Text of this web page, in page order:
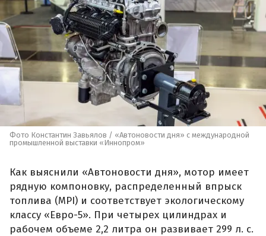
Фото Константин Завьялов / «Автоновости дня» с международной
промышленной выставки «Иннопром»
Как выяснили «Автоновости дня», мотор имеет
рядную компоновку, распределенный впрыск
топлива (MPI) и соответствует экологическому
классу «Евро-5». При четырех цилиндрах и
рабочем объеме 2,2 литра он развивает 299 л. с.